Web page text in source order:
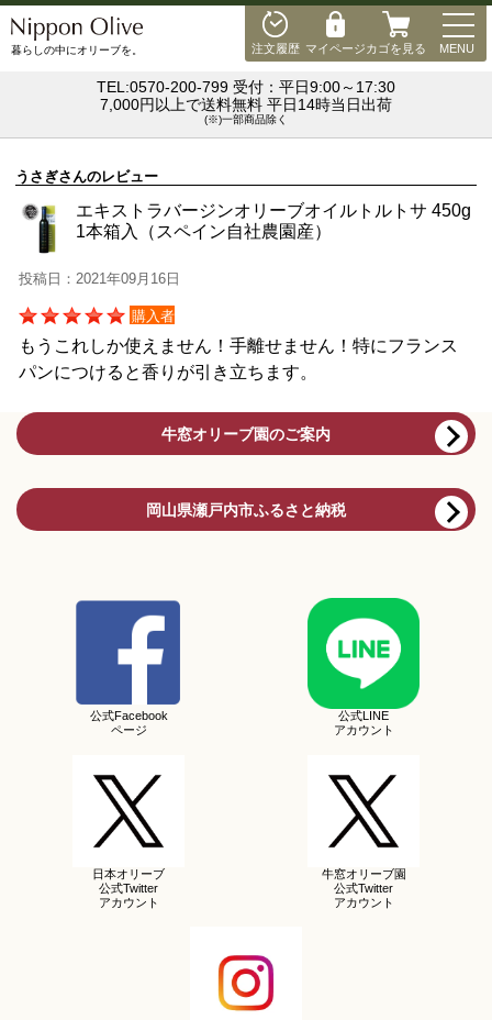
注文履歴 マイページカゴを見る MENU
暮らしの中にオリーブを。
TEL:0570-200-799 受付：平日9:00～17:30
7,000円以上で送料無料 平日14時当日出荷
(※)一部商品除く
うさぎさんのレビュー
エキストラバージンオリーブオイルトルトサ 450g
1本箱入（スペイン自社農園産）
投稿日：2021年09月16日
購入者
もうこれしか使えません！手離せません！特にフランス
パンにつけると香りが引き立ちます。
牛窓オリーブ園のご案内
岡山県瀬戸内市ふるさと納税
公式Facebook
ページ
公式LINE
アカウント
日本オリーブ
公式Twitter
アカウント
牛窓オリーブ園
公式Twitter
アカウント